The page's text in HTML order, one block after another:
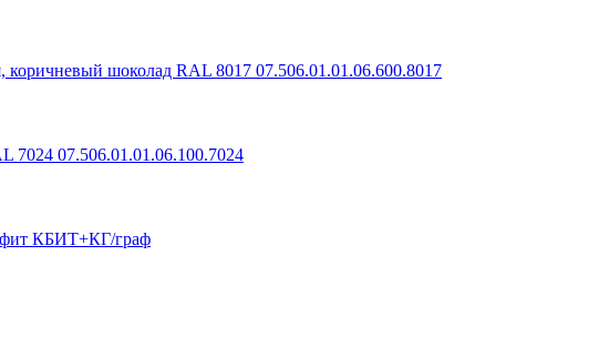
коричневый шоколад RAL 8017 07.506.01.01.06.600.8017
7024 07.506.01.01.06.100.7024
КБИТ+КГ/граф